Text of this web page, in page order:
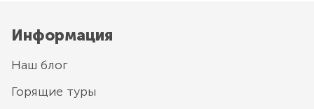
Информация
Наш блог
Горящие туры